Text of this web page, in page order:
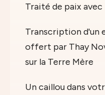
Traité de paix avec
Transcription d'un
offert par Thay
sur la Terre Mère
Un caillou dans